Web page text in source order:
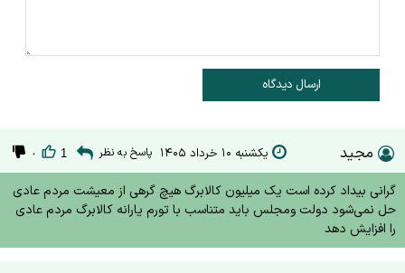
ارسال دیدگاه
مجید یکشنبه ۱۰ خرداد ۱۴۰۵ پاسخ به نظر 1 ۰
گرانی بیداد کرده‌ است یک میلیون کالابرگ هیچ گرهی از معیشت مردم عادی
حل نمی‌شود دولت ومجلس باید متناسب با تورم یارانه کالابرگ مردم عادی
را افزایش دهد